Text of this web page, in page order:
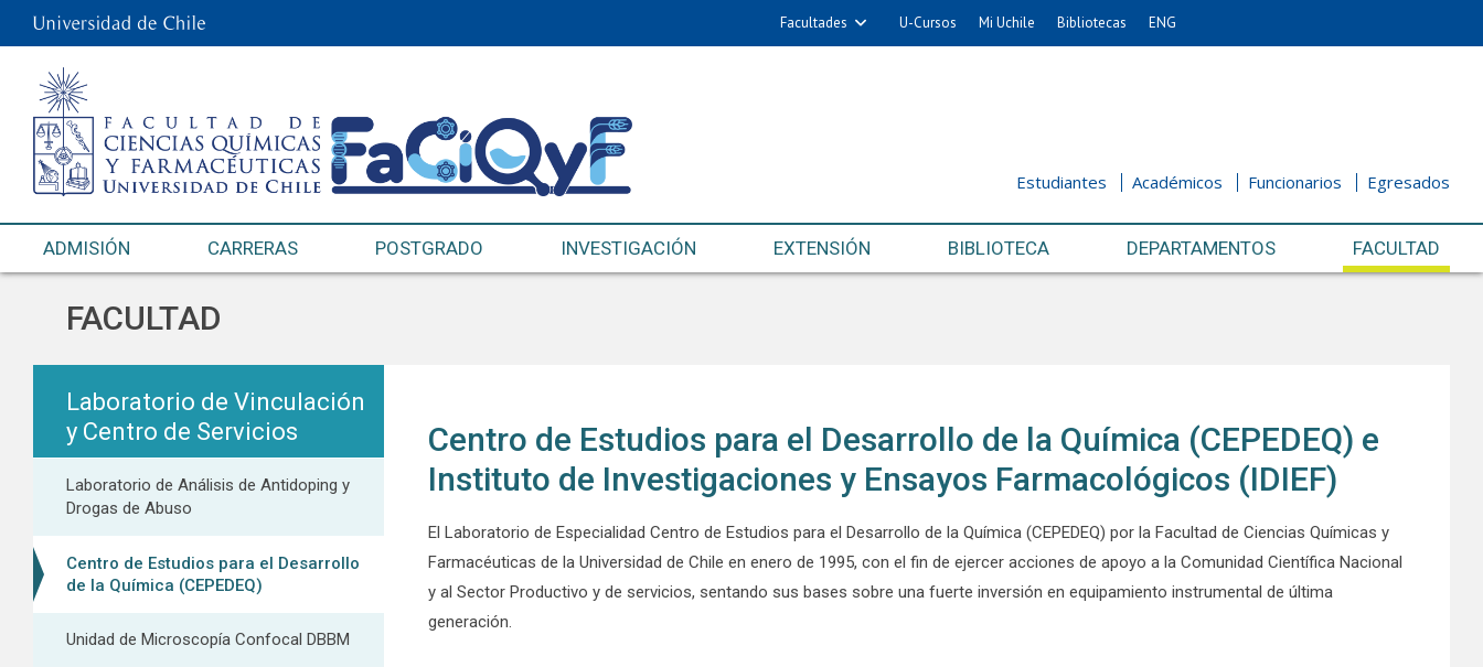
Facultades U-Cursos Mi Uchile Bibliotecas ENG
Estudiantes Académicos Funcionarios Egresados
ADMISIÓN CARRERAS POSTGRADO INVESTIGACIÓN EXTENSIÓN BIBLIOTECA DEPARTAMENTOS FACULTAD
FACULTAD
Laboratorio de Vinculación
y Centro de Servicios
Laboratorio de Análisis de Antidoping y
Drogas de Abuso
Centro de Estudios para el Desarrollo
de la Química (CEPEDEQ)
Unidad de Microscopía Confocal DBBM
Centro de Estudios para el Desarrollo de la Química (CEPEDEQ) e
Instituto de Investigaciones y Ensayos Farmacológicos (IDIEF)
El Laboratorio de Especialidad Centro de Estudios para el Desarrollo de la Química (CEPEDEQ) por la Facultad de Ciencias Químicas y
Farmacéuticas de la Universidad de Chile en enero de 1995, con el fin de ejercer acciones de apoyo a la Comunidad Científica Nacional
y al Sector Productivo y de servicios, sentando sus bases sobre una fuerte inversión en equipamiento instrumental de última
generación.